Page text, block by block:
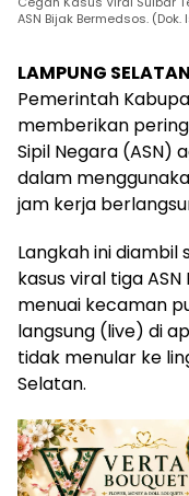
ASN Bijak Bermedsos.
LAMPUNG
Pemerintah
memberikan
Sipil Negara (ASN)
dalam
jam kerja
​Langkah ini
kasus viral tiga
menuai kecaman
langsung (live) di
tidak menular ke
Selatan.